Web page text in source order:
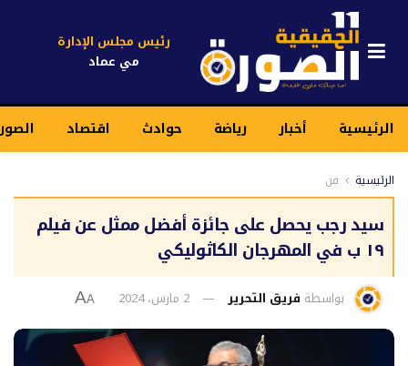
رئيس مجلس الإدارة
مي عماد
الرئيسية أخبار رياضة حوادث اقتصاد
الرئيسية فن
سيد رجب يحصل على جائزة أفضل ممثل عن فيلم
١٩ ب في المهرجان الكاثوليكي
بواسطة فريق التحرير 2 مارس، 2024 A
A